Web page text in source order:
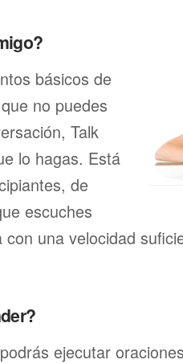
básicos de
no puedes
Talk
lo hagas. Está
de
escuches
una velocidad
ejecutar